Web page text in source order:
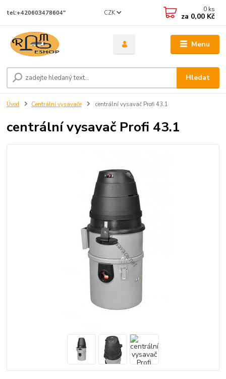
Menu
CZK
Hledat
tel:+420603478604" 0 ks
za 0,00 Kč
Úvod Centrální vysavače centrální vysavač Profi 43.1
centrální vysavač Profi 43.1